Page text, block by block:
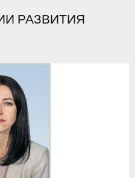
РАЗВИТИЯ